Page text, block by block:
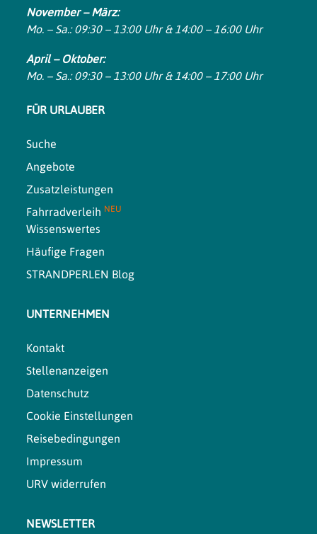
November – März:
Mo. – Sa.: 09:30 – 13:00 Uhr & 14:00 – 16:00 Uhr
April – Oktober:
Mo. – Sa.: 09:30 – 13:00 Uhr & 14:00 – 17:00 Uhr
FÜR URLAUBER
Suche
Angebote
Zusatzleistungen
Fahrradverleih NEU
Wissenswertes
Häufige Fragen
STRANDPERLEN Blog
UNTERNEHMEN
Kontakt
Stellenanzeigen
Datenschutz
Cookie Einstellungen
Reisebedingungen
Impressum
URV widerrufen
NEWSLETTER